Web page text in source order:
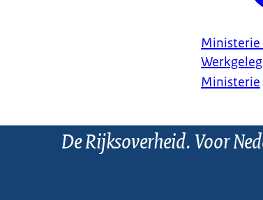
Ministerie
Ministerie
De Rijksoverheid. Voor